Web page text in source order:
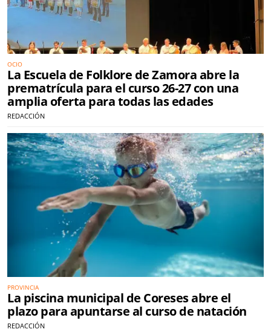
OCIO
La Escuela de Folklore de Zamora abre la
prematrícula para el curso 26-27 con una
amplia oferta para todas las edades
REDACCIÓN
PROVINCIA
La piscina municipal de Coreses abre el
plazo para apuntarse al curso de natación
REDACCIÓN